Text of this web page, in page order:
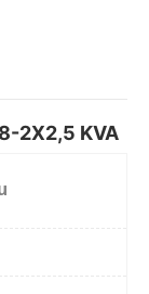
2X2,5 KVA